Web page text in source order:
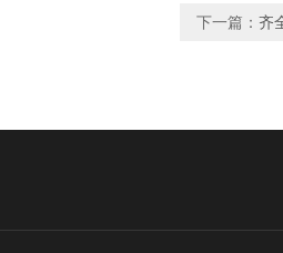
下一篇： 齐